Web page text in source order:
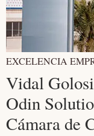
EXCELENCIA
Vidal
Odin
Cámara de